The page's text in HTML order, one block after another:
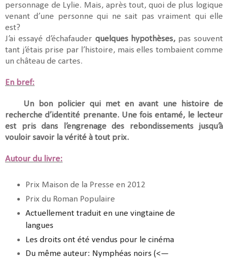
personnage de Lylie. Mais, après tout, quoi de plus logique
venant d’une personne qui ne sait pas vraiment qui elle
est?
J’ai essayé d’échafauder quelques hypothèses,pas souvent
tant j’étais prise par l’histoire, mais elles tombaient comme
un château de cartes.
En bref:
Un bon policier qui met en avant une histoire de
recherche d’identité prenante. Une fois entamé, le lecteur
est pris dans l’engrenage des rebondissements jusqu’à
vouloir savoir la vérité à tout prix.
Autour du livre:
Prix Maison de la Presse en 2012
Prix du Roman Populaire
Actuellement traduit en une vingtaine de
langues
Les droits ont été vendus pour le cinéma
Du même auteur: Nymphéas noirs (<—